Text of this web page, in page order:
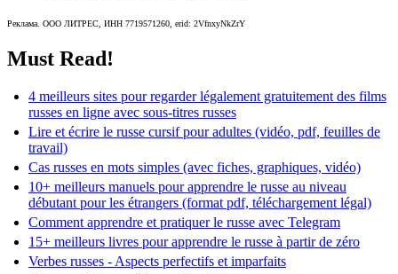
Реклама. ООО ЛИТРЕС, ИНН 7719571260, erid: 2VfnxyNkZrY
Must Read!
4 meilleurs sites pour regarder légalement gratuitement des films
russes en ligne avec sous-titres russes
Lire et écrire le russe cursif pour adultes (vidéo, pdf, feuilles de
travail)
Cas russes en mots simples (avec fiches, graphiques, vidéo)
10+ meilleurs manuels pour apprendre le russe au niveau
débutant pour les étrangers (format pdf, téléchargement légal)
Comment apprendre et pratiquer le russe avec Telegram
15+ meilleurs livres pour apprendre le russe à partir de zéro
Verbes russes - Aspects perfectifs et imparfaits